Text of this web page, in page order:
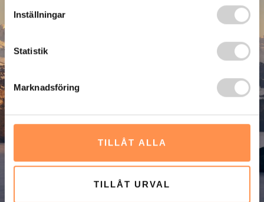
Inställningar
Statistik
Marknadsföring
TILLÅT ALLA
TILLÅT URVAL